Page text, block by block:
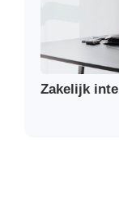
Zakelijk